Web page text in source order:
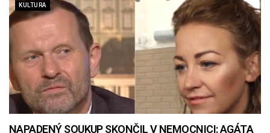
KULTURA
NAPADENÝ SOUKUP SKONČIL V NEMOCNICI: AGÁTA